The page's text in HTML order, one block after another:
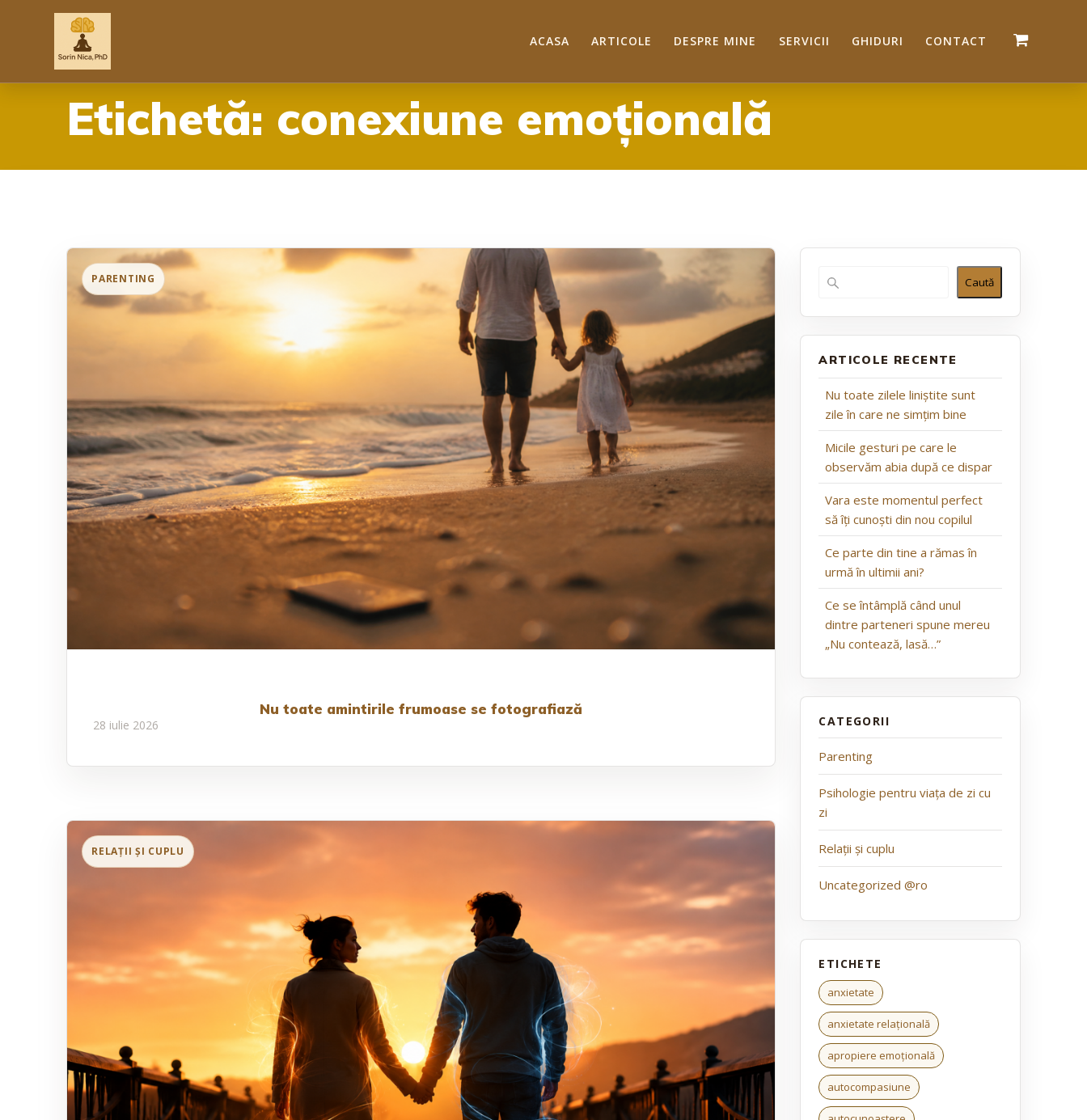
ACASA ARTICOLE DESPRE MINE SERVICII GHIDURI CONTACT
Etichetă: conexiune emoțională
Nu toate amintirile frumoase se fotografiază
28 iulie 2026
Caută
ARTICOLE RECENTE
Nu toate zilele liniștite sunt
zile în care ne simțim bine
Micile gesturi pe care le
observăm abia după ce dispar
Vara este momentul perfect
să îți cunoști din nou copilul
Ce parte din tine a rămas în
urmă în ultimii ani?
Ce se întâmplă când unul
dintre parteneri spune mereu
„Nu contează, lasă…”
Parenting
Psihologie pentru viața de zi cu
zi
Relații și cuplu
Uncategorized @ro
anxietate
anxietate relațională
apropiere emoțională
autocompasiune